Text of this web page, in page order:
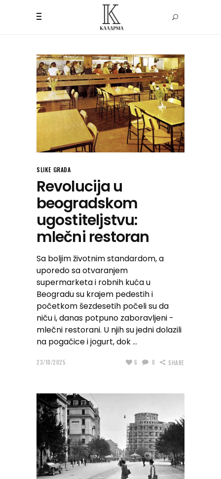
SLIKE GRADA
Revolucija u
beogradskom
ugostiteljstvu:
mlečni restoran
Sa boljim životnim standardom, a
uporedo sa otvaranjem
supermarketa i robnih kuća u
Beogradu su krajem pedestih i
početkom šezdesetih počeli su da
niču i, danas potpuno zaboravljeni -
mlečni restorani. U njih su jedni dolazili
na pogačice i jogurt, dok
23/10/2025 6 0 SHARE